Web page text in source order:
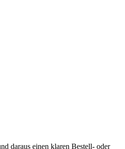
daraus einen klaren Bestell- oder